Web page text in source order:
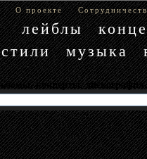
О проекте
лейблы
стили
музыка
концерты,